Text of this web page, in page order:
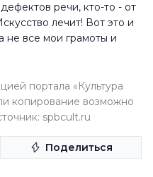
речи, кто-то - от
лечит! Вот это и
не все мои грамоты и
портала «Культура
копирование возможно
spbcult.ru
Поделиться